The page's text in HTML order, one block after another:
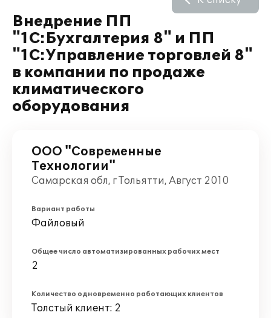
Внедрение ПП
"1С:Бухгалтерия 8" и ПП
"1С:Управление торговлей 8"
в компании по продаже
климатического
оборудования
ООО "Современные
Технологии"
Самарская обл, г Тольятти, Август 2010
Вариант работы
Файловый
Общее число автоматизированных рабочих мест
2
Количество одновременно работающих клиентов
Толстый клиент: 2